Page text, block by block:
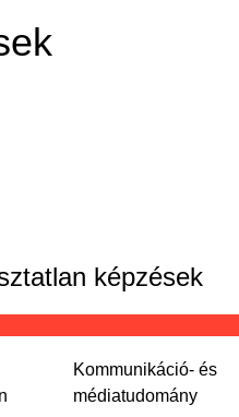
képzések
Kommunikáció- és
médiatudomány